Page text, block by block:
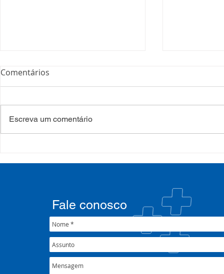
formação sobre saúde
crise climática
SETEC,
CIB/RS
Comentários
Escreva um comentário
Fale conosco